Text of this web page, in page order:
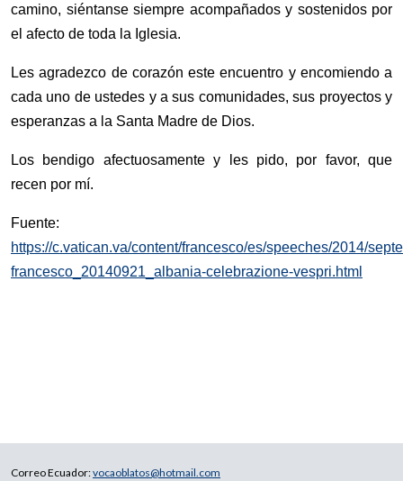
camino, siéntanse siempre acompañados y sostenidos por
el afecto de toda la Iglesia.
Les agradezco de corazón este encuentro y encomiendo a
cada uno de ustedes y a sus comunidades, sus proyectos y
esperanzas a la Santa Madre de Dios.
Los bendigo afectuosamente y les pido, por favor, que
recen por mí.
Fuente:
https://c.vatican.va/content/francesco/es/speeches/2014/
francesco_20140921_albania-celebrazione-vespri.html
Correo Ecuador:vocaoblatos@hotmail.com